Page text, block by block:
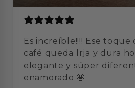
Es increíble!!!! Ese toque
café queda lrja y dura
elegante y súper
enamorado 🤩